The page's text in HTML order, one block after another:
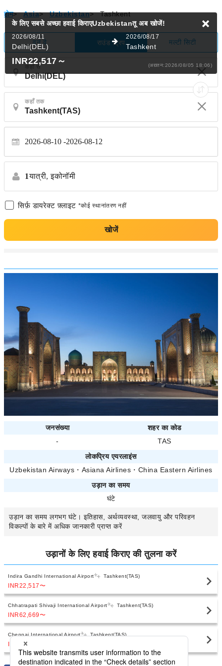
होम> Asia> Uzbekistan> Tashkent
वन वे राउंड ट्रिप मल्टी सिटी
कहाँ से
कहाँ तक
2026-08-10 2026-08-12
1यात्री, इकोनॉमी
सिर्फ़ डायरेक्ट फ़्लाइट *कोई स्थानांतरण नहीं
खोजें
के लिए सबसे अच्छा हवाई किराएUzbekistanतूअब खोजें!
2026/08/11
Delhi(DEL)
2026/08/17
Tashkent
INR22,517 ～ (अद्यतन:2026/08/05 18:06)
जनसंख्या
शहर का कोड
-
TAS
लोकप्रिय एयरलाइंस
Uzbekistan Airways ・ Asiana Airlines ・ China Eastern Airlines
उड़ान का समय
घंटे
उड़ान का समय लगभग घंटे। इतिहास, अर्थव्यवस्था, जलवायु और परिवहन
विकल्पों के बारे में अधिक जानकारी प्राप्त करें
उड़ानों के लिए हवाई किराए की तुलना करें
Indira Gandhi International Airport Tashkent(TAS)
INR22,517〜
Chhatrapati Shivaji International Airport Tashkent(TAS)
INR62,669〜
Chennai International Airport Tashkent(TAS)
INR114,357